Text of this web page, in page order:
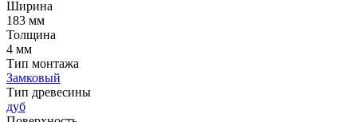
Ширина
183 мм
Толщина
4 мм
Тип монтажа
Замковый
Тип древесины
дуб